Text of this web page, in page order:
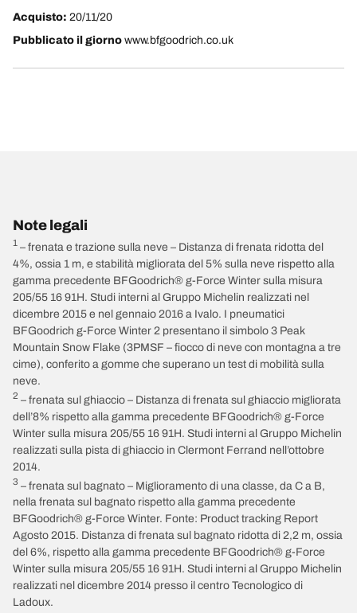
Acquisto: 20/11/20
Pubblicato il giorno www.bfgoodrich.co.uk
Note legali
1 – frenata e trazione sulla neve – Distanza di frenata ridotta del
4%, ossia 1 m, e stabilità migliorata del 5% sulla neve rispetto alla
gamma precedente BFGoodrich® g-Force Winter sulla misura
205/55 16 91H. Studi interni al Gruppo Michelin realizzati nel
dicembre 2015 e nel gennaio 2016 a Ivalo. I pneumatici
BFGoodrich g-Force Winter 2 presentano il simbolo 3 Peak
Mountain Snow Flake (3PMSF – fiocco di neve con montagna a tre
cime), conferito a gomme che superano un test di mobilità sulla
neve.
2 – frenata sul ghiaccio – Distanza di frenata sul ghiaccio migliorata
dell’8% rispetto alla gamma precedente BFGoodrich® g-Force
Winter sulla misura 205/55 16 91H. Studi interni al Gruppo Michelin
realizzati sulla pista di ghiaccio in Clermont Ferrand nell’ottobre
2014.
3 – frenata sul bagnato – Miglioramento di una classe, da C a B,
nella frenata sul bagnato rispetto alla gamma precedente
BFGoodrich® g-Force Winter. Fonte: Product tracking Report
Agosto 2015. Distanza di frenata sul bagnato ridotta di 2,2 m, ossia
del 6%, rispetto alla gamma precedente BFGoodrich® g-Force
Winter sulla misura 205/55 16 91H. Studi interni al Gruppo Michelin
realizzati nel dicembre 2014 presso il centro Tecnologico di
Ladoux.